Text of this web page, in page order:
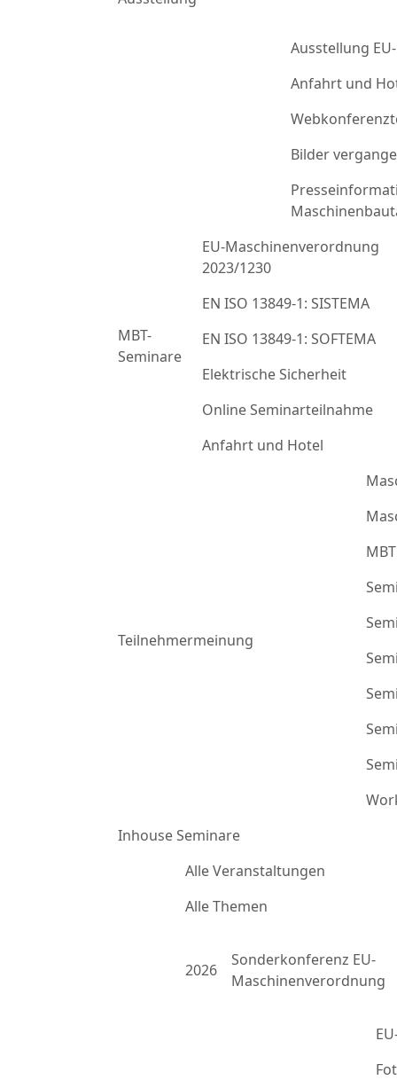
Ausstellung
Anfahrt und
Bilder
MBT-
Seminare
EU-Maschinenverordnung
2023/1230
EN ISO 13849-1: SISTEMA
EN ISO 13849-1: SOFTEMA
Elektrische Sicherheit
Online Seminarteilnahme
Anfahrt und Hotel
Teilnehmermeinung
Inhouse Seminare
Alle Veranstaltungen
Alle Themen
2026
Sonderkonferenz EU-
Maschinenverordnung